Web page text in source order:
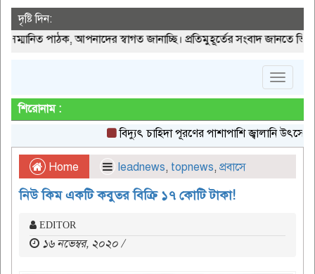
দৃষ্টি দিন:
পাঠক, আপনাদের স্বাগত জানাচ্ছি। প্রতিমুহূর্তের সংবাদ জানতে
Toggle
শিরোনাম :
বিদ্যুৎ চাহিদা পূরণের পাশাপাশি জ্বালানি উৎসের
Home leadnews, topnews, প্রবাসে
নিউ কিম একটি কবুতর বিক্রি ১৭ কোটি টাকা!
EDITOR
১৬ নভেম্বর, ২০২০ /